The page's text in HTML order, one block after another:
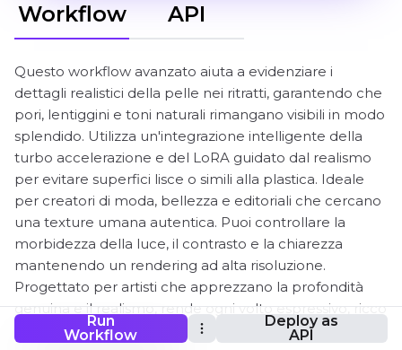
Run
Workflow
Deploy as
API
Workflow API
Questo workflow avanzato aiuta a evidenziare i
dettagli realistici della pelle nei ritratti, garantendo che
pori, lentiggini e toni naturali rimangano visibili in modo
splendido. Utilizza un'integrazione intelligente della
turbo accelerazione e del LoRA guidato dal realismo
per evitare superfici lisce o simili alla plastica. Ideale
per creatori di moda, bellezza e editoriali che cercano
una texture umana autentica. Puoi controllare la
morbidezza della luce, il contrasto e la chiarezza
mantenendo un rendering ad alta risoluzione.
Progettato per artisti che apprezzano la profondità
genuina e il realismo, rende ogni volto espressivo, ricco
e realistico.